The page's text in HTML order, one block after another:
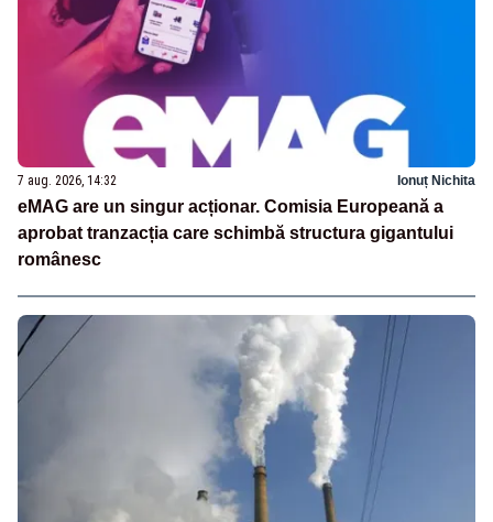
7 aug. 2026, 14:32 Ionuț Nichita
eMAG are un singur acționar. Comisia Europeană a
aprobat tranzacția care schimbă structura gigantului
românesc